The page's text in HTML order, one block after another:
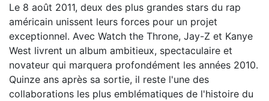
Le 8 août 2011, deux des plus grandes stars du rap
américain unissent leurs forces pour un projet
exceptionnel. Avec Watch the Throne, Jay-Z et Kanye
West livrent un album ambitieux, spectaculaire et
novateur qui marquera profondément les années 2010.
Quinze ans après sa sortie, il reste l'une des
collaborations les plus emblématiques de l'histoire du